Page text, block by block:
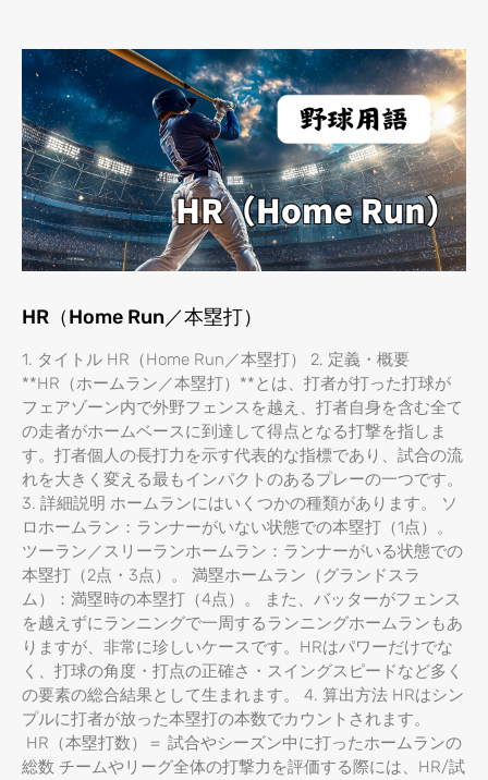
HR（Home Run／本塁打）
1. タイトル HR（Home Run／本塁打） 2. 定義・概要
**HR（ホームラン／本塁打）**とは、打者が打った打球が
フェアゾーン内で外野フェンスを越え、打者自身を含む全て
の走者がホームベースに到達して得点となる打撃を指しま
す。打者個人の長打力を示す代表的な指標であり、試合の流
れを大きく変える最もインパクトのあるプレーの一つです。
3. 詳細説明 ホームランにはいくつかの種類があります。 ソ
ロホームラン：ランナーがいない状態での本塁打（1点）。
ツーラン／スリーランホームラン：ランナーがいる状態での
本塁打（2点・3点）。 満塁ホームラン（グランドスラ
ム）：満塁時の本塁打（4点）。 また、バッターがフェンス
を越えずにランニングで一周するランニングホームランもあ
りますが、非常に珍しいケースです。HRはパワーだけでな
く、打球の角度・打点の正確さ・スイングスピードなど多く
の要素の総合結果として生まれます。 4. 算出方法 HRはシン
プルに打者が放った本塁打の本数でカウントされます。
HR（本塁打数）＝ 試合やシーズン中に打ったホームランの
総数 チームやリーグ全体の打撃力を評価する際には、HR/試